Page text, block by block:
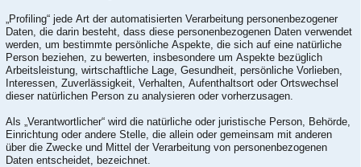
„Profiling“ jede Art der automatisierten Verarbeitung personenbezogener
Daten, die darin besteht, dass diese personenbezogenen Daten verwendet
werden, um bestimmte persönliche Aspekte, die sich auf eine natürliche
Person beziehen, zu bewerten, insbesondere um Aspekte bezüglich
Arbeitsleistung, wirtschaftliche Lage, Gesundheit, persönliche Vorlieben,
Interessen, Zuverlässigkeit, Verhalten, Aufenthaltsort oder Ortswechsel
dieser natürlichen Person zu analysieren oder vorherzusagen.
Als „Verantwortlicher“ wird die natürliche oder juristische Person, Behörde,
Einrichtung oder andere Stelle, die allein oder gemeinsam mit anderen
über die Zwecke und Mittel der Verarbeitung von personenbezogenen
Daten entscheidet, bezeichnet.